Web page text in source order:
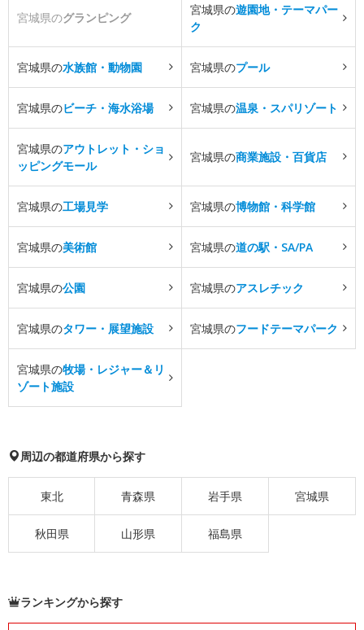
宮城県のグランピング
宮城県の遊園地・テーマパー
ク
宮城県の水族館・動物園 宮城県のプール
宮城県のビーチ・海水浴場 宮城県の温泉・スパリゾート
宮城県のアウトレット・ショ
ッピングモール
宮城県の商業施設・百貨店
宮城県の工場見学 宮城県の博物館・科学館
宮城県の美術館 宮城県の道の駅・SA/PA
宮城県の公園 宮城県のアスレチック
宮城県のタワー・展望施設 宮城県のフードテーマパーク
宮城県の牧場・レジャー＆リ
ゾート施設
周辺の都道府県から探す
東北 青森県 岩手県 宮城県
秋田県 山形県 福島県
ランキングから探す